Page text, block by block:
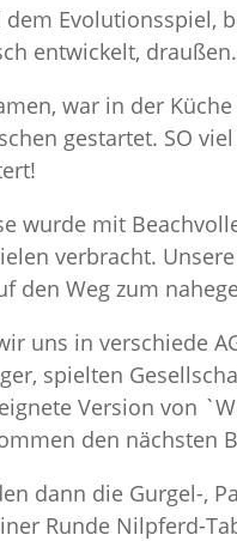
Evolutionsspiel,
entwickelt, draußen.
war in der
gestartet. SO
wurde mit
verbracht.
den Weg zum
uns in verschiede
spielten
Version von
den nächsten
dann die Gurgel-,
Runde Nilpferd-